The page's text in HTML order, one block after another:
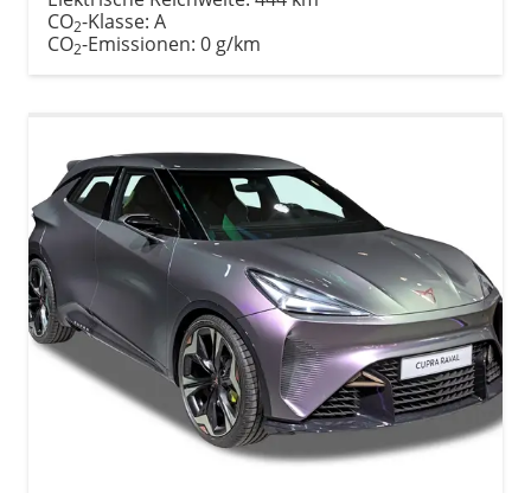
CO2-Klasse: A
CO2-Emissionen: 0 g/km